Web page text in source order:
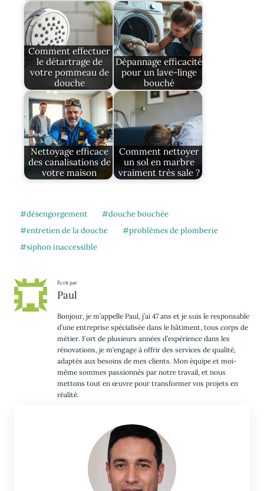
Comment effectuer
le détartrage de
votre pommeau de
douche
Dépannage efficacité
pour un lave-linge
bouché
Nettoyage efficace
des canalisations de
votre maison
Comment nettoyer
un sol en marbre
vraiment très sale ?
désengorgement
douche bouchée
entretien de la douche
problèmes de plomberie
siphon inaccessible
Écrit par
Paul
Bonjour, je m’appelle Paul, j’ai 47 ans et je suis le responsable
d’une entreprise spécialisée dans le bâtiment, tous corps de
métier. Fort de plusieurs années d’expérience dans les
rénovations, je m’engage à offrir des services de qualité,
adaptés aux besoins de mes clients. Mon équipe et moi-
même sommes passionnés par notre travail, et nous
mettons tout en œuvre pour transformer vos projets en
réalité.